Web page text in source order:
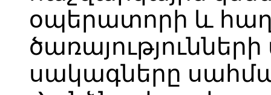
օպերատորի և
սակագները